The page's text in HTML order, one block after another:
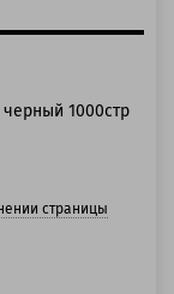
1000стр
страницы